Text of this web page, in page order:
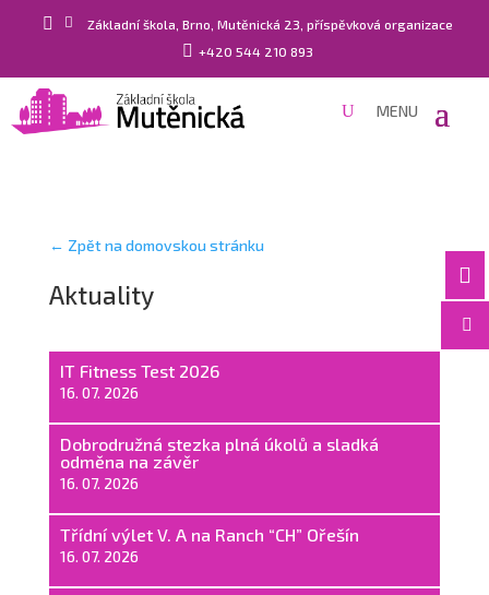
  Základní škola, Brno, Mutěnická 23, příspěvková organizace
 +420 544 210 893


← Zpět na domovskou stránku
Aktuality
IT Fitness Test 2026
16. 07. 2026
Dobrodružná stezka plná úkolů a sladká
odměna na závěr
16. 07. 2026
Třídní výlet V. A na Ranch “CH” Ořešín
16. 07. 2026